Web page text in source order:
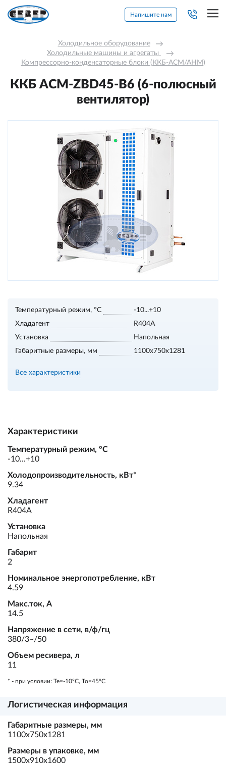
Напишите нам
Холодильное оборудование →
Холодильные машины и агрегаты →
Компрессорно-конденсаторные блоки (ККБ-АСМ/АНМ)
ККБ ACM-ZBD45-В6 (6-полюсный
вентилятор)
Температурный режим, °С
-10...+10
Хладагент
R404A
Установка
Напольная
Габаритные размеры, мм
1100х750х1281
Все характеристики
Характеристики
Температурный режим, °С
-10...+10
Холодопроизводительность, кВт*
9.34
Хладагент
R404A
Установка
Напольная
Габарит
2
Номинальное энергопотребление, кВт
4.59
Макс.ток, А
14.5
Напряжение в сети, в/ф/гц
380/3~/50
Объем ресивера, л
11
* - при условии: Te=-10ºC, To=45ºC
Логистическая информация
Габаритные размеры, мм
1100х750х1281
Размеры в упаковке, мм
1500х910х1600